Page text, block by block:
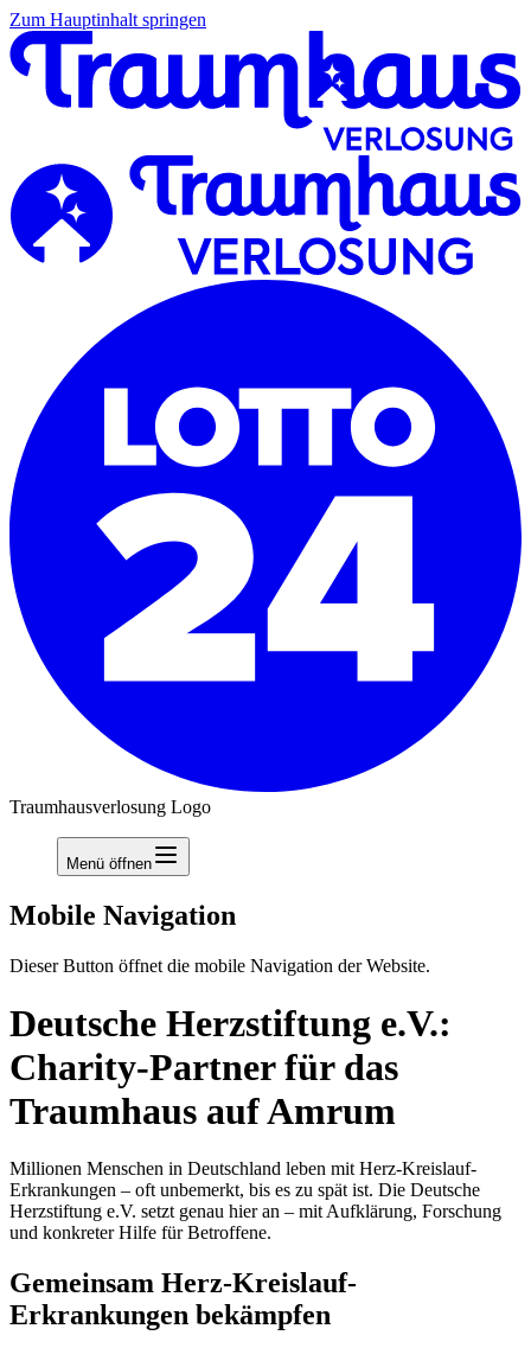
Zum Hauptinhalt springen
Traumhausverlosung Logo
Menü öffnen
Mobile Navigation
Dieser Button öffnet die mobile Navigation der Website.
Deutsche Herzstiftung e.V.:
Charity-Partner für das
Traumhaus auf Amrum
Millionen Menschen in Deutschland leben mit Herz-Kreislauf-
Erkrankungen – oft unbemerkt, bis es zu spät ist. Die Deutsche
Herzstiftung e.V. setzt genau hier an – mit Aufklärung, Forschung
und konkreter Hilfe für Betroffene.
Gemeinsam Herz-Kreislauf-
Erkrankungen bekämpfen